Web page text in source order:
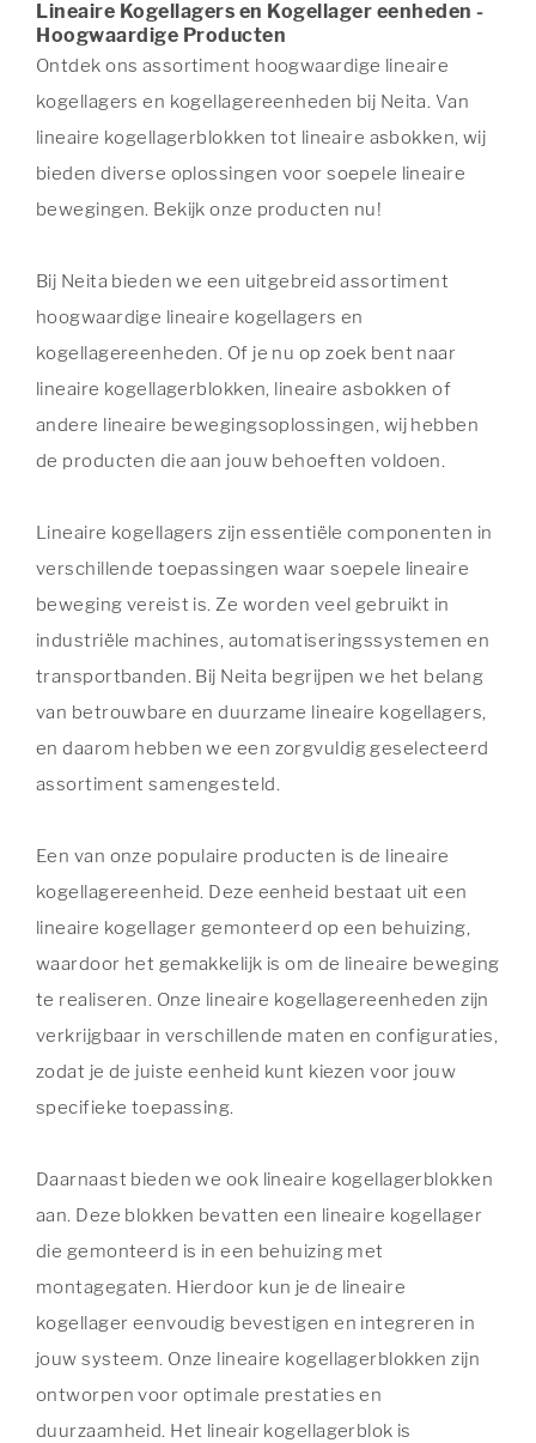
Lineaire Kogellagers en Kogellager eenheden -
Hoogwaardige Producten
Ontdek ons assortiment hoogwaardige lineaire
kogellagers en kogellagereenheden bij Neita. Van
lineaire kogellagerblokken tot lineaire asbokken, wij
bieden diverse oplossingen voor soepele lineaire
bewegingen. Bekijk onze producten nu!
Bij Neita bieden we een uitgebreid assortiment
hoogwaardige lineaire kogellagers en
kogellagereenheden. Of je nu op zoek bent naar
lineaire kogellagerblokken, lineaire asbokken of
andere lineaire bewegingsoplossingen, wij hebben
de producten die aan jouw behoeften voldoen.
Lineaire kogellagers zijn essentiële componenten in
verschillende toepassingen waar soepele lineaire
beweging vereist is. Ze worden veel gebruikt in
industriële machines, automatiseringssystemen en
transportbanden. Bij Neita begrijpen we het belang
van betrouwbare en duurzame lineaire kogellagers,
en daarom hebben we een zorgvuldig geselecteerd
assortiment samengesteld.
Een van onze populaire producten is de lineaire
kogellagereenheid. Deze eenheid bestaat uit een
lineaire kogellager gemonteerd op een behuizing,
waardoor het gemakkelijk is om de lineaire beweging
te realiseren. Onze lineaire kogellagereenheden zijn
verkrijgbaar in verschillende maten en configuraties,
zodat je de juiste eenheid kunt kiezen voor jouw
specifieke toepassing.
Daarnaast bieden we ook lineaire kogellagerblokken
aan. Deze blokken bevatten een lineaire kogellager
die gemonteerd is in een behuizing met
montagegaten. Hierdoor kun je de lineaire
kogellager eenvoudig bevestigen en integreren in
jouw systeem. Onze lineaire kogellagerblokken zijn
ontworpen voor optimale prestaties en
duurzaamheid. Het lineair kogellagerblok is